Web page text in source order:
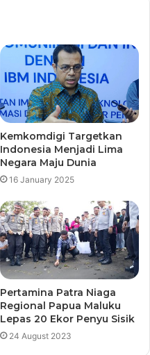
Kemkomdigi Targetkan
Indonesia Menjadi Lima
Negara Maju Dunia
16 January 2025
Pertamina Patra Niaga
Regional Papua Maluku
Lepas 20 Ekor Penyu Sisik
24 August 2023